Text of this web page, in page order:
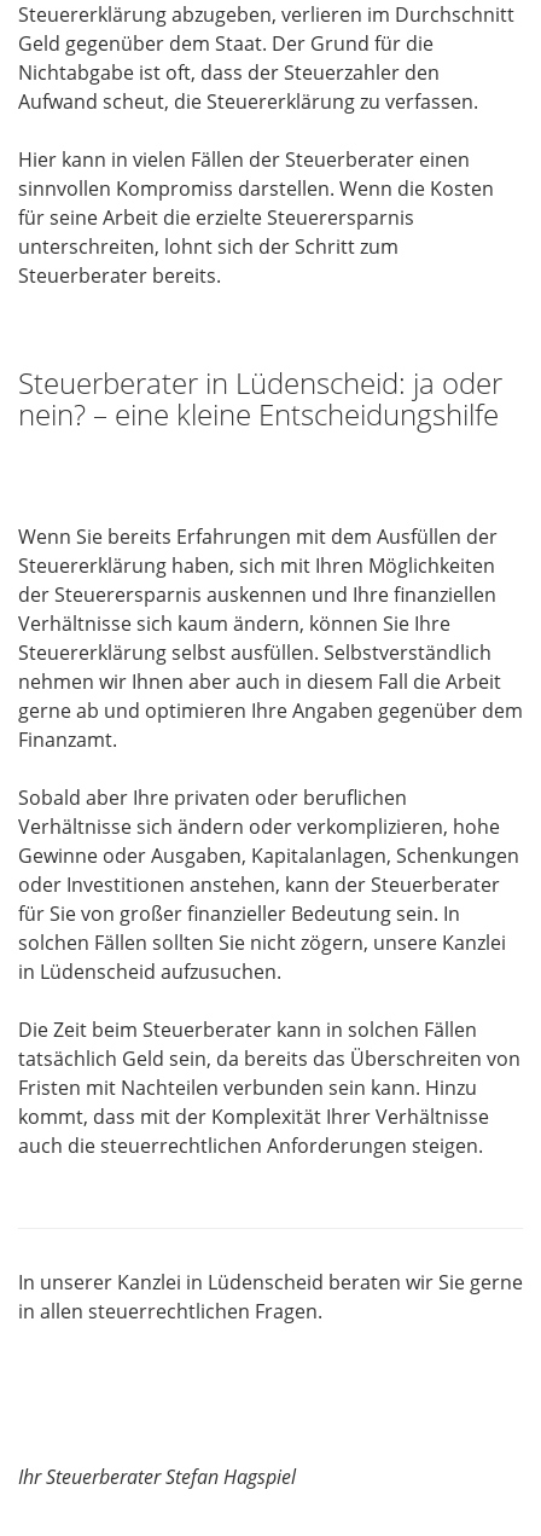
Steuererklärung abzugeben, verlieren im Durchschnitt
Geld gegenüber dem Staat. Der Grund für die
Nichtabgabe ist oft, dass der Steuerzahler den
Aufwand scheut, die Steuererklärung zu verfassen.
Hier kann in vielen Fällen der Steuerberater einen
sinnvollen Kompromiss darstellen. Wenn die Kosten
für seine Arbeit die erzielte Steuerersparnis
unterschreiten, lohnt sich der Schritt zum
Steuerberater bereits.
Steuerberater in Lüdenscheid: ja oder
nein? – eine kleine Entscheidungshilfe
Wenn Sie bereits Erfahrungen mit dem Ausfüllen der
Steuererklärung haben, sich mit Ihren Möglichkeiten
der Steuerersparnis auskennen und Ihre finanziellen
Verhältnisse sich kaum ändern, können Sie Ihre
Steuererklärung selbst ausfüllen. Selbstverständlich
nehmen wir Ihnen aber auch in diesem Fall die Arbeit
gerne ab und optimieren Ihre Angaben gegenüber dem
Finanzamt.
Sobald aber Ihre privaten oder beruflichen
Verhältnisse sich ändern oder verkomplizieren, hohe
Gewinne oder Ausgaben, Kapitalanlagen, Schenkungen
oder Investitionen anstehen, kann der Steuerberater
für Sie von großer finanzieller Bedeutung sein. In
solchen Fällen sollten Sie nicht zögern, unsere Kanzlei
in Lüdenscheid aufzusuchen.
Die Zeit beim Steuerberater kann in solchen Fällen
tatsächlich Geld sein, da bereits das Überschreiten von
Fristen mit Nachteilen verbunden sein kann. Hinzu
kommt, dass mit der Komplexität Ihrer Verhältnisse
auch die steuerrechtlichen Anforderungen steigen.
In unserer Kanzlei in Lüdenscheid beraten wir Sie gerne
in allen steuerrechtlichen Fragen.
Ihr Steuerberater Stefan Hagspiel